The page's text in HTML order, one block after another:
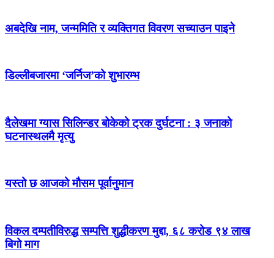
अबदेखि नाम, जन्ममिति र व्यक्तिगत विवरण सच्याउन पाइने
डिल्लीबजारमा ‘जर्निज’को शुभारम्भ
दैलेखमा ग्यास सिलिन्डर बोकेको ट्रक दुर्घटना : ३ जनाको
घटनास्थलमै मृत्यु
यस्तो छ आजको मौसम पूर्वानुमान
विकल दम्पतीविरुद्ध सम्पत्ति शुद्धीकरण मुद्दा, ६८ करोड ९४ लाख
बिगो माग